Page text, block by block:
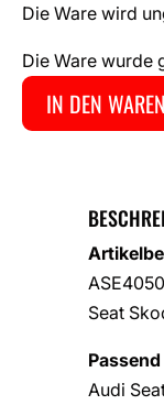
Die Ware wird
Die Ware wurde
IN DEN
Seat
Audi